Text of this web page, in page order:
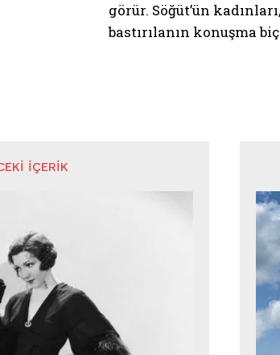
görür. Söğüt’ün
bastırılanın konuşma
İÇERIK